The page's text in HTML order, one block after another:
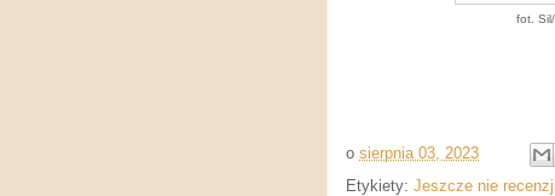
fot.
o sierpnia 03, 2023
Etykiety: Jeszcze nie